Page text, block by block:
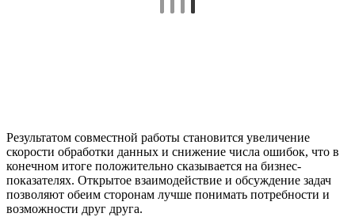
Результатом совместной работы становится увеличение
скорости обработки данных и снижение числа ошибок, что в
конечном итоге положительно сказывается на бизнес-
показателях. Открытое взаимодействие и обсуждение задач
позволяют обеим сторонам лучше понимать потребности и
возможности друг друга.